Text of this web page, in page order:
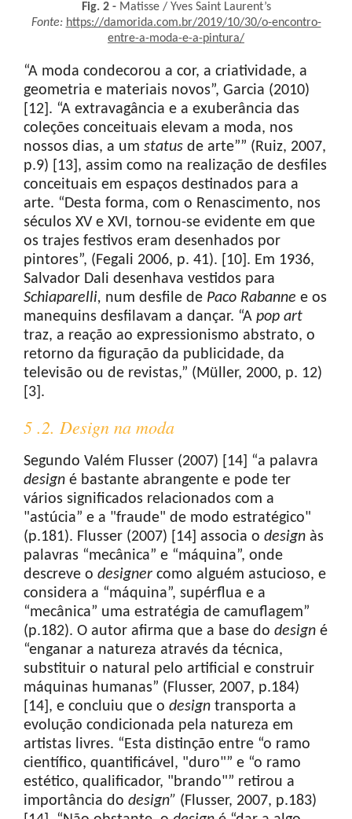
Fig. 2- Matisse / Yves Saint Laurent’s
Fonte: https://damorida.com.br/2019/10/30/o-encontro-
entre-a-moda-e-a-pintura/
“A moda condecorou a cor, a criatividade, a
geometria e materiais novos”, Garcia (2010)
[12]. “A extravagância e a exuberância das
coleções conceituais elevam a moda, nos
nossos dias, a um status de arte”” (Ruiz, 2007,
p.9) [13], assim como na realização de desfiles
conceituais em espaços destinados para a
arte. “Desta forma, com o Renascimento, nos
séculos XV e XVI, tornou-se evidente em que
os trajes festivos eram desenhados por
pintores”, (Fegali 2006, p. 41). [10]. Em 1936,
Salvador Dali desenhava vestidos para
Schiaparelli, num desfile de Paco Rabanne e os
manequins desfilavam a dançar. “A pop art
traz, a reação ao expressionismo abstrato, o
retorno da figuração da publicidade, da
televisão ou de revistas,” (Müller, 2000, p. 12)
[3].
5 .2. Design na moda
Segundo Valém Flusser (2007) [14] “a palavra
design é bastante abrangente e pode ter
vários significados relacionados com a
"astúcia” e a "fraude" de modo estratégico"
(p.181). Flusser (2007) [14] associa o design às
palavras “mecânica” e “máquina”, onde
descreve o designer como alguém astucioso, e
considera a “máquina”, supérflua e a
“mecânica” uma estratégia de camuflagem”
(p.182). O autor afirma que a base do design é
“enganar a natureza através da técnica,
substituir o natural pelo artificial e construir
máquinas humanas” (Flusser, 2007, p.184)
[14], e concluiu que o design transporta a
evolução condicionada pela natureza em
artistas livres. “Esta distinção entre “o ramo
científico, quantificável, "duro"” e “o ramo
estético, qualificador, "brando"” retirou a
importância do design” (Flusser, 2007, p.183)